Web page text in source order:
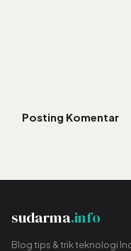
Posting Komentar
sudarma.info
Blog tips & trik teknologi